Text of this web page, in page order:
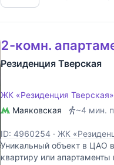
2-комн.
Резиденция Тверская
ЖК «Резиденция Тверская»
Маяковская
~4 мин.
ID: 4960254 · ЖК
Уникальный объект в
квартиру или